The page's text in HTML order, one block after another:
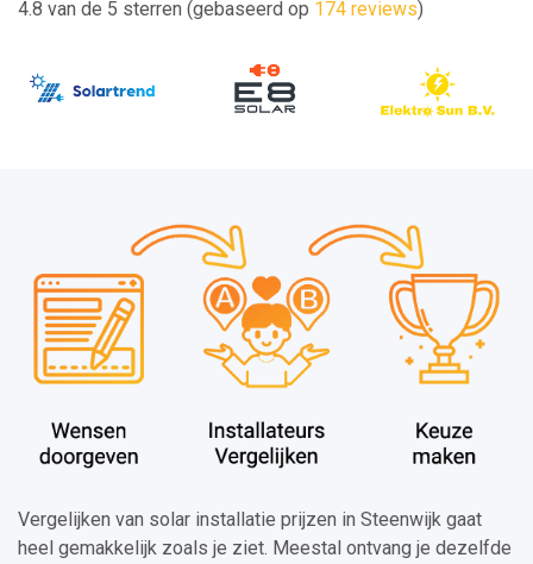
4.8 van de 5 sterren (gebaseerd op 174 reviews)
Vergelijken van solar installatie prijzen in Steenwijk gaat
heel gemakkelijk zoals je ziet. Meestal ontvang je dezelfde